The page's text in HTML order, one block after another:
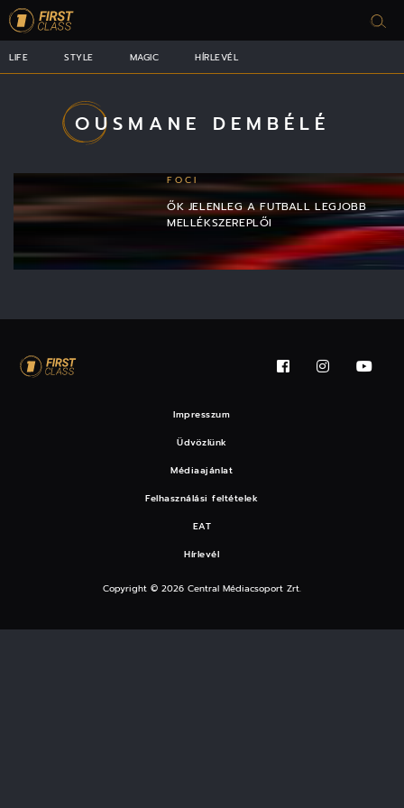
LIFE STYLE MAGIC HÍRLEVÉL
OUSMANE DEMBÉLÉ
FOCI
ŐK JELENLEG A FUTBALL LEGJOBB
MELLÉKSZEREPLŐI
Impresszum
Üdvözlünk
Médiaajánlat
Felhasználási feltételek
EAT
Hírlevél
Copyright © 2026 Central Médiacsoport Zrt.